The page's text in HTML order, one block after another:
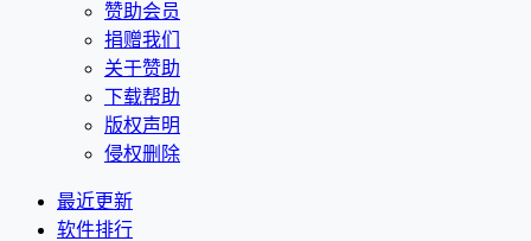
赞助会员
捐赠我们
关于赞助
下载帮助
版权声明
侵权删除
最近更新
软件排行